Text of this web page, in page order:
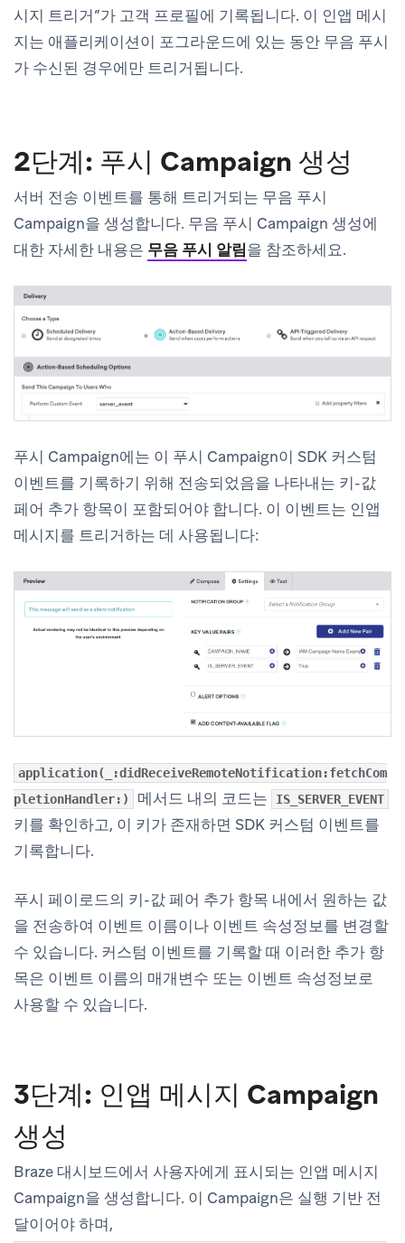
시지 트리거”가 고객 프로필에 기록됩니다. 이 인앱 메시
지는 애플리케이션이 포그라운드에 있는 동안 무음 푸시
가 수신된 경우에만 트리거됩니다.
2단계: 푸시 Campaign 생성
서버 전송 이벤트를 통해 트리거되는 무음 푸시
Campaign을 생성합니다. 무음 푸시 Campaign 생성에
대한 자세한 내용은 무음 푸시 알림을 참조하세요.
푸시 Campaign에는 이 푸시 Campaign이 SDK 커스텀
이벤트를 기록하기 위해 전송되었음을 나타내는 키-값
페어 추가 항목이 포함되어야 합니다. 이 이벤트는 인앱
메시지를 트리거하는 데 사용됩니다:
application(_:didReceiveRemoteNotification:fetchCom
pletionHandler:)
메서드 내의 코드는 IS_SERVER_EVENT
키를 확인하고, 이 키가 존재하면 SDK 커스텀 이벤트를
기록합니다.
푸시 페이로드의 키-값 페어 추가 항목 내에서 원하는 값
을 전송하여 이벤트 이름이나 이벤트 속성정보를 변경할
수 있습니다. 커스텀 이벤트를 기록할 때 이러한 추가 항
목은 이벤트 이름의 매개변수 또는 이벤트 속성정보로
사용할 수 있습니다.
3단계: 인앱 메시지 Campaign
생성
Braze 대시보드에서 사용자에게 표시되는 인앱 메시지
Campaign을 생성합니다. 이 Campaign은 실행 기반 전
달이어야 하며,